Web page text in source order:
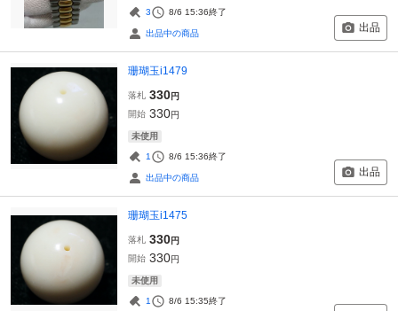
3 8/6 15:36終了
出品中の商品 出品
珊瑚玉i1479
落札 330円
開始 330円
未使用
1 8/6 15:36終了
出品中の商品 出品
珊瑚玉i1475
落札 330円
開始 330円
未使用
1 8/6 15:35終了